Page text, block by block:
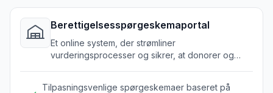
Berettigelsesspørgeskemaportal
Et online system, der strømliner
vurderingsprocesser og sikrer, at donorer og
Tilpasningsvenlige spørgeskemaer baseret på